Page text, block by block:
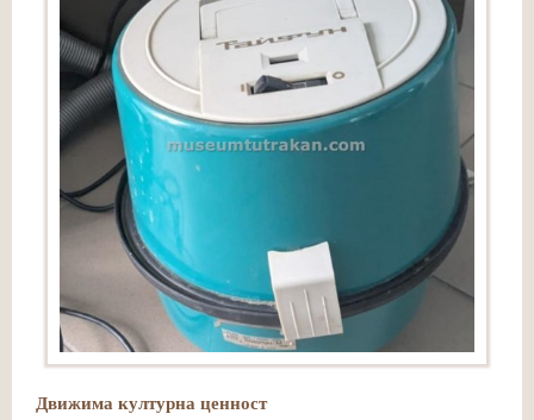
Движима културна ценност